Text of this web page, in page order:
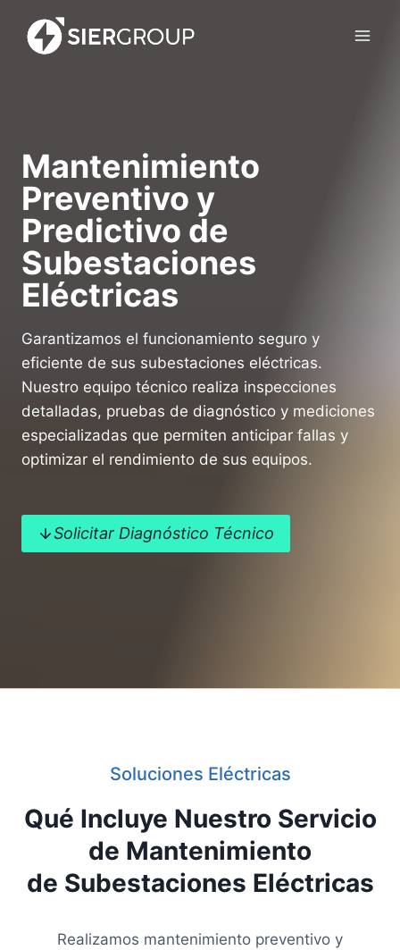
contenido
Mantenimiento
Preventivo y
Predictivo de
Subestaciones
Eléctricas
Garantizamos el funcionamiento seguro y
eficiente de sus subestaciones eléctricas.
Nuestro equipo técnico realiza inspecciones
detalladas, pruebas de diagnóstico y mediciones
especializadas que permiten anticipar fallas y
optimizar el rendimiento de sus equipos.
Solicitar Diagnóstico Técnico
Soluciones Eléctricas
Qué Incluye Nuestro Servicio
de Mantenimiento
de Subestaciones Eléctricas
Realizamos mantenimiento preventivo y